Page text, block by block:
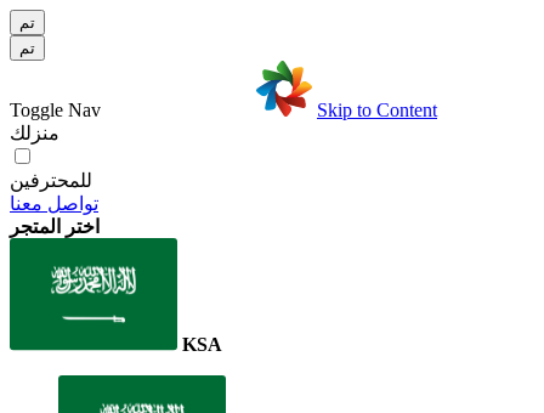
تم
تم
Toggle Nav
Skip to Content
منزلك
للمحترفين
تواصل معنا
اختر المتجر
KSA